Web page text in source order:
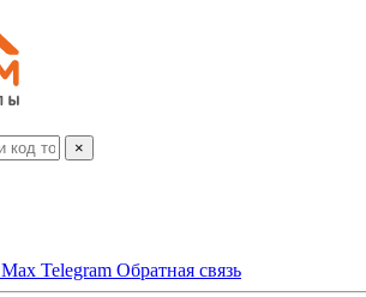
×
Max Telegram Обратная связь